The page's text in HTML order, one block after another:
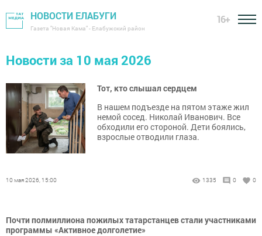
НОВОСТИ ЕЛАБУГИ
Газета "Новая Кама" - Елабужский район
16+
Новости за 10 мая 2026
Тот, кто слышал сердцем
В нашем подъезде на пятом этаже жил
немой сосед. Николай Иванович. Все
обходили его стороной. Дети боялись,
взрослые отводили глаза.
10 мая 2026, 15:00 1335 0 0
Почти полмиллиона пожилых татарстанцев стали участниками
программы «Активное долголетие»